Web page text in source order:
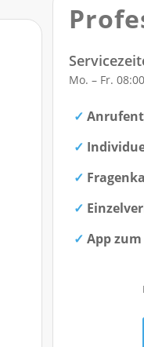
Mo. – Fr.
App